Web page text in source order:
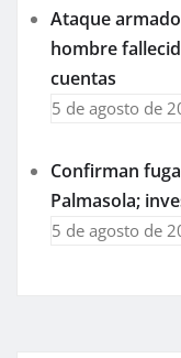
Ataque
hombre
cuentas
5 de agosto de
Confirman
Palmasola;
5 de agosto de